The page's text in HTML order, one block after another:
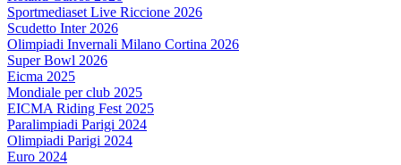
Sportmediaset Live Riccione 2026
Scudetto Inter 2026
Olimpiadi Invernali Milano Cortina 2026
Super Bowl 2026
Eicma 2025
Mondiale per club 2025
EICMA Riding Fest 2025
Paralimpiadi Parigi 2024
Olimpiadi Parigi 2024
Euro 2024